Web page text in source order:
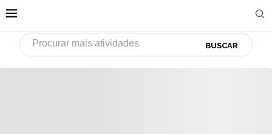
BUSCAR